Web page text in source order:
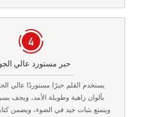
حبر مستورد عالي
يستخدم القلم حبرًا مستوردًا عالي
بألوان زاهية وطويلة الأمد، ويجف
ويتمتع بثبات جيد في الضوء، ويضمن